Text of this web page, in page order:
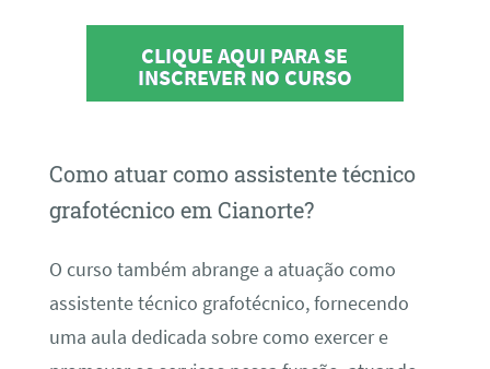
CLIQUE AQUI PARA SE
INSCREVER NO CURSO
Como atuar como assistente técnico
grafotécnico em Cianorte?
O curso também abrange a atuação como
assistente técnico grafotécnico, fornecendo
uma aula dedicada sobre como exercer e